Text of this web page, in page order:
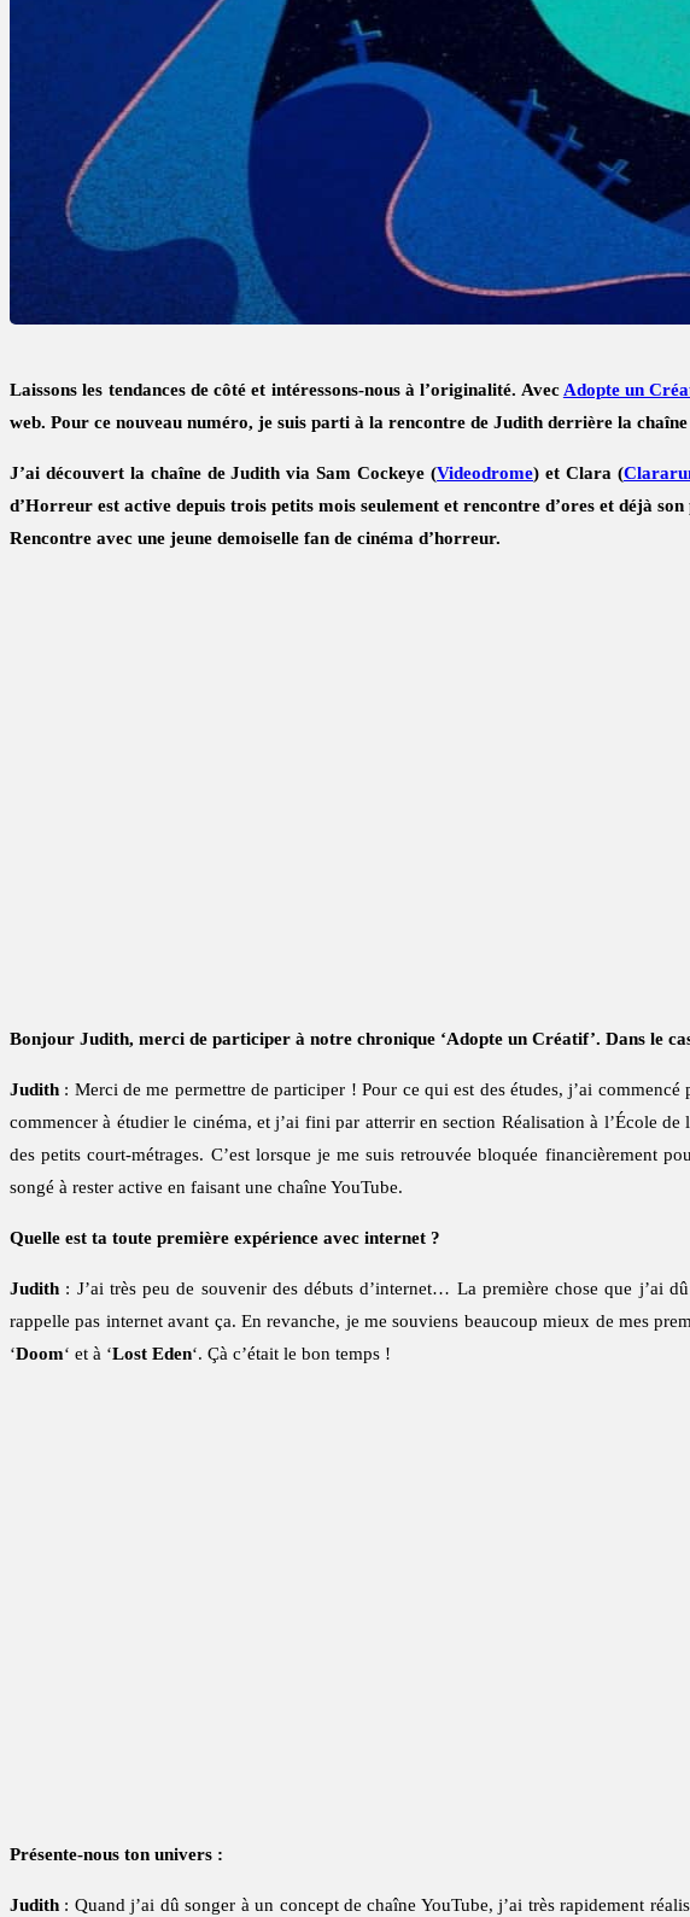
Laissons les tendances de côté et intéressons-nous à l’originalité. Avec Adopte un
web. Pour ce nouveau numéro, je suis parti à la rencontre de Judith derrière la chaîne
J’ai découvert la chaîne de Judith via Sam Cockeye (Videodrome) et Clara (
d’Horreur est active depuis trois petits mois seulement et rencontre d’ores et déjà
Rencontre avec une jeune demoiselle fan de cinéma d’horreur.
Bonjour Judith, merci de participer à notre chronique ‘Adopte un Créatif’. Dans le
Judith : Merci de me permettre de participer ! Pour ce qui est des études, j’ai
commencer à étudier le cinéma, et j’ai fini par atterrir en section Réalisation à l’École
des petits court-métrages. C’est lorsque je me suis retrouvée bloquée financièrement
songé à rester active en faisant une chaîne YouTube.
Quelle est ta toute première expérience avec internet ?
Judith : J’ai très peu de souvenir des débuts d’internet… La première chose que j’ai
rappelle pas internet avant ça. En revanche, je me souviens beaucoup mieux de mes
‘Doom‘ et à ‘Lost Eden‘. Çà c’était le bon temps !
Présente-nous ton univers :
Judith : Quand j’ai dû songer à un concept de chaîne YouTube, j’ai très rapidement